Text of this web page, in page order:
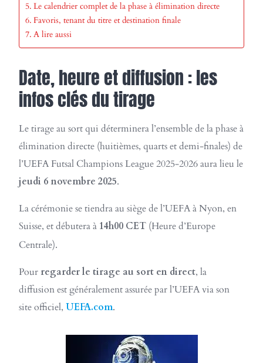
Le calendrier complet de la phase à élimination directe
Favoris, tenant du titre et destination finale
A lire aussi
Date, heure et diffusion : les
infos clés du tirage
Le tirage au sort qui déterminera l’ensemble de la phase à
élimination directe (huitièmes, quarts et demi-finales) de
l’UEFA Futsal Champions League 2025-2026 aura lieu le
jeudi 6 novembre 2025.
La cérémonie se tiendra au siège de l’UEFA à Nyon, en
Suisse, et débutera à 14h00 CET (Heure d’Europe
Centrale).
Pour regarder le tirage au sort en direct, la
diffusion est généralement assurée par l’UEFA via son
site officiel, UEFA.com.